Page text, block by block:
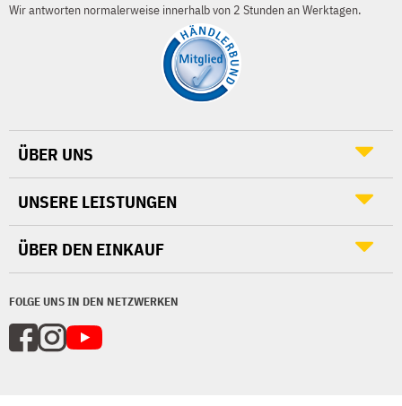
Wir antworten normalerweise innerhalb von 2 Stunden an Werktagen.
FOLGE UNS IN DEN NETZWERKEN
ÜBER UNS
UNSERE LEISTUNGEN
ÜBER DEN EINKAUF